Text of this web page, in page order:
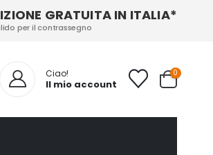
GRATUITA IN ITALIA*
per il contrassegno
Ciao!
Il mio account
0